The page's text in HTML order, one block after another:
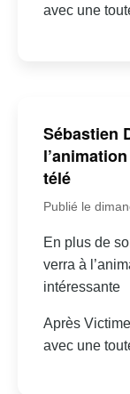
avec une
Sébastien
télé
Publié le
En plus de
verra à
intéressante
Après
avec une